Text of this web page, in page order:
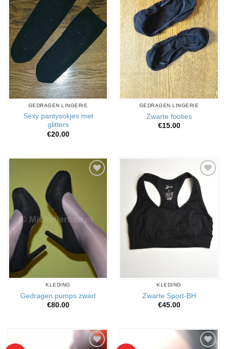
Aan
verlanglijst
toevoegen
GEDRAGEN LINGERIE
Sexy pantysokjes met
glitters
€20.00
Aan
verlanglijst
toevoegen
GEDRAGEN LINGERIE
Zwarte footies
€15.00
toevoegen
KLEDING
Gedragen pumps zwart
€80.00
Aan
verlanglijst
toevoegen
KLEDING
Zwarte Sport-BH
€45.00